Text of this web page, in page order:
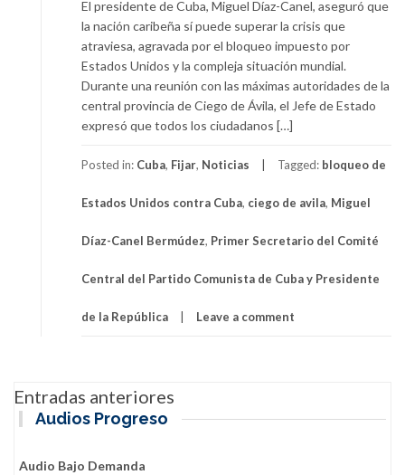
El presidente de Cuba, Miguel Díaz-Canel, aseguró que
la nación caribeña sí puede superar la crisis que
atraviesa, agravada por el bloqueo impuesto por
Estados Unidos y la compleja situación mundial.
Durante una reunión con las máximas autoridades de la
central provincia de Ciego de Ávila, el Jefe de Estado
expresó que todos los ciudadanos […]
Posted in: Cuba, Fijar, Noticias Tagged: bloqueo de
Estados Unidos contra Cuba, ciego de avila, Miguel
Díaz-Canel Bermúdez, Primer Secretario del Comité
Central del Partido Comunista de Cuba y Presidente
de la República Leave a comment
Navegación
de
entradas
Entradas anteriores
Audios Progreso
Audio Bajo Demanda